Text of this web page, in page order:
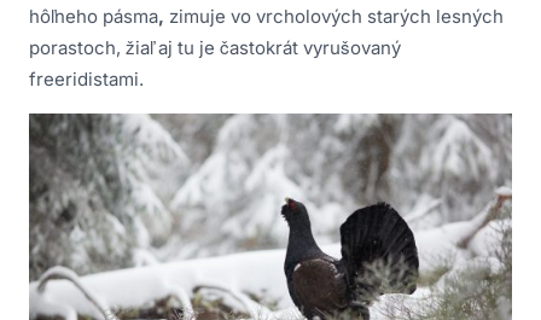
hôľneho pásma, zimuje vo vrcholových starých lesných
porastoch, žiaľ aj tu je častokrát vyrušovaný
freeridistami.